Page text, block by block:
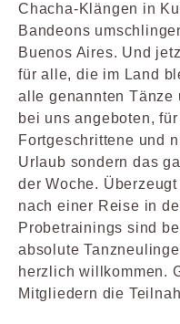
Chacha-Klängen in
Bandeons
Buenos Aires. Und
für alle, die im Land
alle genannten Tänze
bei uns angeboten,
Fortgeschrittene und
Urlaub sondern das
der Woche.
nach einer Reise in
Probetrainings sind
absolute
herzlich willkommen.
Mitgliedern die